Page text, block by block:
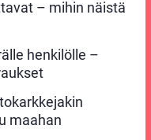
– mihin näistä
henkilölle –
maahan